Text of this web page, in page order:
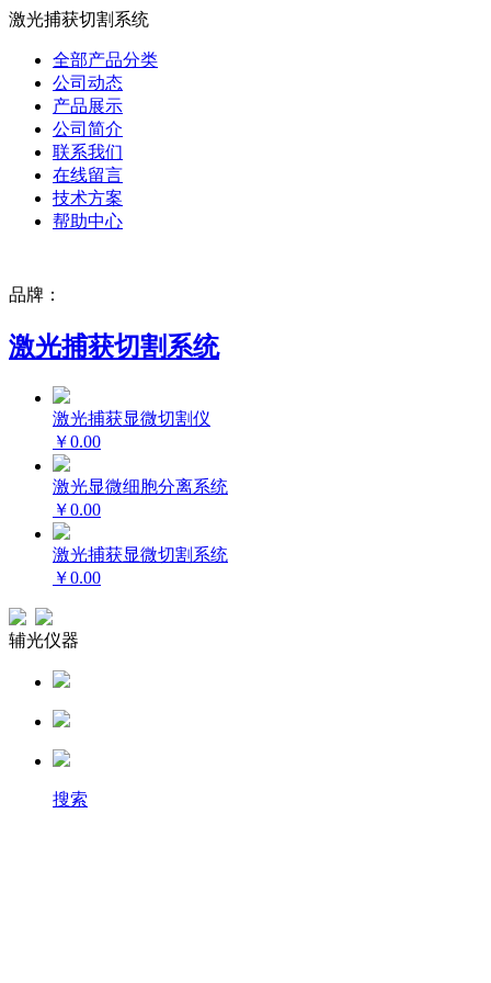
激光捕获切割系统
全部产品分类
公司动态
产品展示
公司简介
联系我们
在线留言
技术方案
帮助中心
品牌：
激光捕获切割系统
激光捕获显微切割仪
￥0.00
激光显微细胞分离系统
￥0.00
激光捕获显微切割系统
￥0.00
辅光仪器
搜索